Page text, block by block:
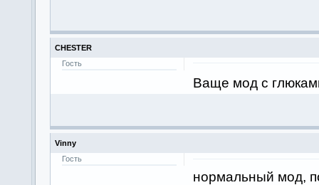
CHESTER
Гость
Ваще мод с
Vinny
Гость
нормальный мод,